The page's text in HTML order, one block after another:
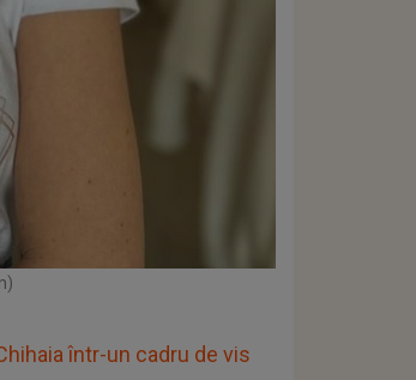
într-un cadru de vis